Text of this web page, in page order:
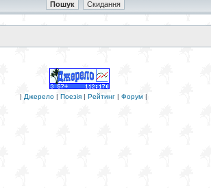
| Джерело | Поезія | Рейтинг | Форум |